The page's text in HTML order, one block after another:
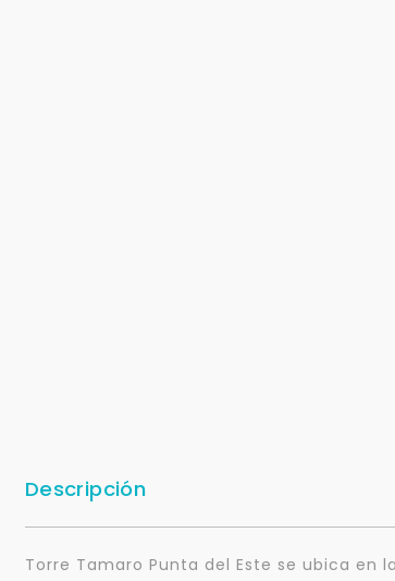
Descripción
Torre Tamaro Punta del Este se ubica en